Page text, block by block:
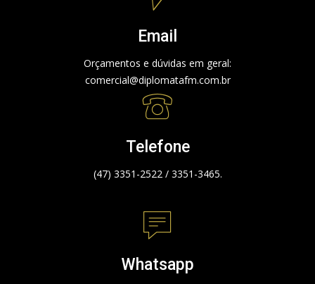
Email
Orçamentos e dúvidas em geral:
comercial@diplomatafm.com.br
Telefone
(47) 3351-2522 / 3351-3465.
Whatsapp